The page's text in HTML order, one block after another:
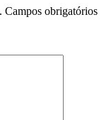
Campos obrigatórios